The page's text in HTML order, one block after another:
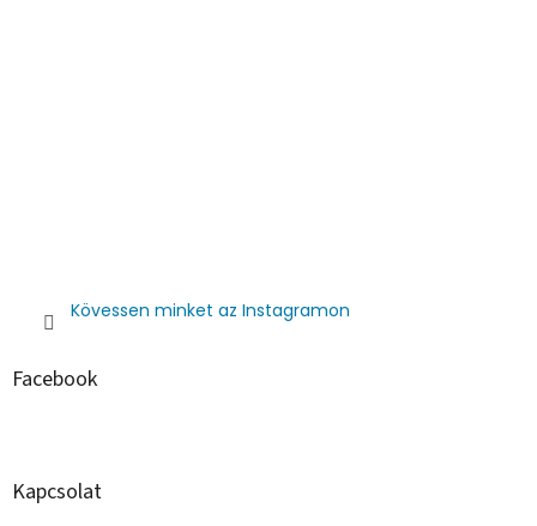
Kövessen minket az Instagramon
Facebook
Kapcsolat